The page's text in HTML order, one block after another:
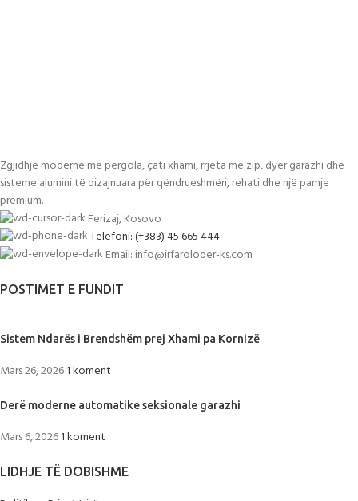
Zgjidhje moderne me pergola, çati xhami, rrjeta me zip, dyer garazhi dhe
sisteme alumini të dizajnuara për qëndrueshmëri, rehati dhe një pamje
premium.
Ferizaj, Kosovo
Telefoni: (+383) 45 665 444
Email: info@irfaroloder-ks.com
POSTIMET E FUNDIT
Sistem Ndarës i Brendshëm prej Xhami pa Kornizë
Mars 26, 20261 koment
Derë moderne automatike seksionale garazhi
Mars 6, 20261 koment
LIDHJE TË DOBISHME